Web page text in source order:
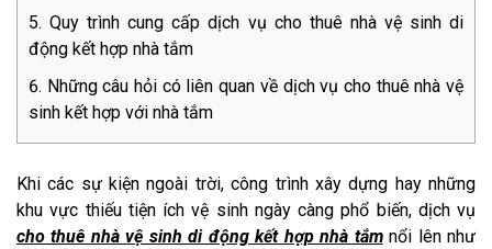
Quy trình cung cấp dịch vụ cho thuê nhà vệ sinh di
động kết hợp nhà tắm
Những câu hỏi có liên quan về dịch vụ cho thuê nhà vệ
sinh kết hợp với nhà tắm
Khi các sự kiện ngoài trời, công trình xây dựng hay những
khu vực thiếu tiện ích vệ sinh ngày càng phổ biến, dịch vụ
cho thuê nhà vệ sinh di động kết hợp nhà tắmnổi lên như